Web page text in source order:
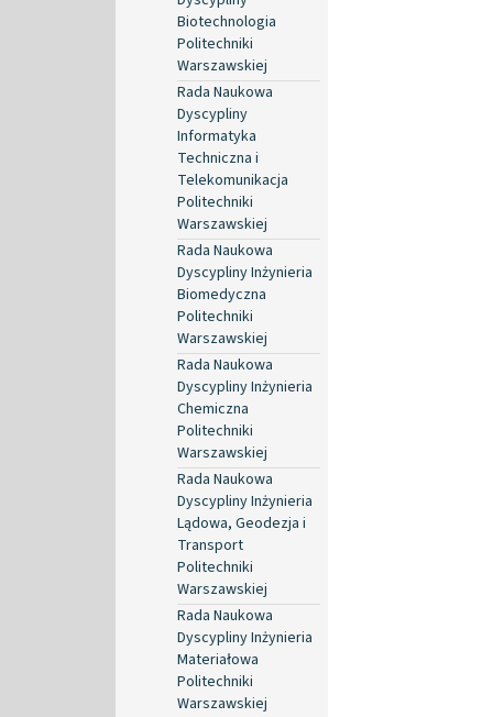
Biotechnologia
Politechniki
Warszawskiej
Rada Naukowa
Dyscypliny
Informatyka
Techniczna i
Telekomunikacja
Politechniki
Warszawskiej
Rada Naukowa
Dyscypliny Inżynieria
Biomedyczna
Politechniki
Warszawskiej
Rada Naukowa
Dyscypliny Inżynieria
Chemiczna
Politechniki
Warszawskiej
Rada Naukowa
Dyscypliny Inżynieria
Lądowa, Geodezja i
Transport
Politechniki
Warszawskiej
Rada Naukowa
Dyscypliny Inżynieria
Materiałowa
Politechniki
Warszawskiej